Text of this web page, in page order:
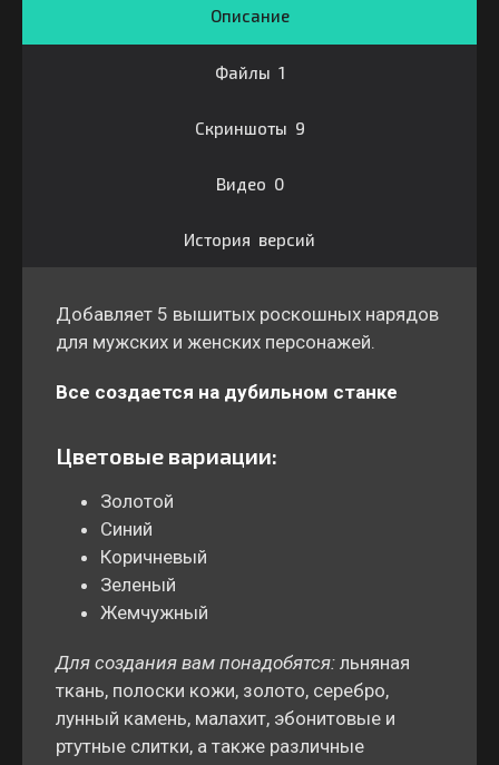
Описание
Файлы 1
Скриншоты 9
Видео 0
История версий
Добавляет 5 вышитых роскошных нарядов
для мужских и женских персонажей.
Все создается на дубильном станке
Цветовые вариации:
Золотой
Синий
Коричневый
Зеленый
Жемчужный
Для создания вам понадобятся: льняная
ткань, полоски кожи, золото, серебро,
лунный камень, малахит, эбонитовые и
ртутные слитки, а также различные